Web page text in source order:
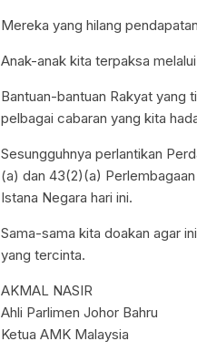
Mereka yang hilang
Anak-anak kita terpaksa
Bantuan-bantuan Rakyat yang
pelbagai cabaran yang kita
Sesungguhnya perlantikan
(a) dan 43(2)(a)
Istana Negara hari ini.
Sama-sama kita doakan agar
yang tercinta.
AKMAL NASIR
Ahli Parlimen Johor Bahru
Ketua AMK Malaysia